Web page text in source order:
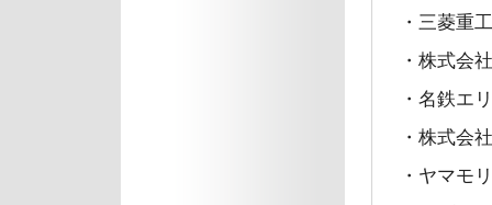
・三菱重
・株式会
・名鉄エ
・株式会
・ヤマモ